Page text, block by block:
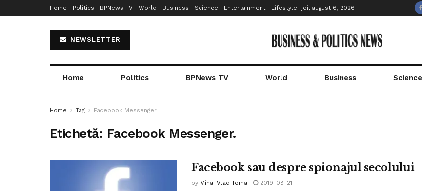
Home Politics BPNews TV World Business Science Entertainment Lifestyle joi, august 6, 2026
NEWSLETTER
Home Politics BPNews TV World Business Science
Home Tag Facebook Messenger.
Etichetă: Facebook Messenger.
Facebook sau despre spionajul secolului
by Mihai Vlad Toma 2019-08-21